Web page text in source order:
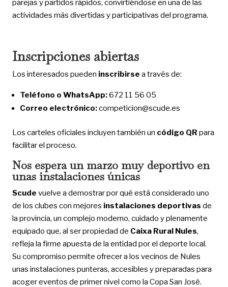
parejas y partidos rápidos, convirtiéndose en una de las
actividades más divertidas y participativas del programa.
Inscripciones abiertas
Los interesados pueden inscribirse a través de:
Teléfono o WhatsApp:672 11 56 05
Correo electrónico:competicion@scude.es
Los carteles oficiales incluyen también un código QR para
facilitar el proceso.
Nos espera un marzo muy deportivo en
unas instalaciones únicas
Scude vuelve a demostrar por qué está considerado uno
de los clubes con mejores instalaciones deportivas de
la provincia, un complejo moderno, cuidado y plenamente
equipado que, al ser propiedad de Caixa Rural Nules,
refleja la firme apuesta de la entidad por el deporte local.
Su compromiso permite ofrecer a los vecinos de Nules
unas instalaciones punteras, accesibles y preparadas para
acoger eventos de primer nivel como la Copa San José.